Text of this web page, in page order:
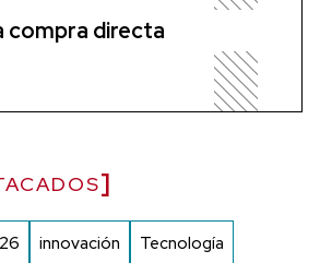
compra directa
innovación Tecnología